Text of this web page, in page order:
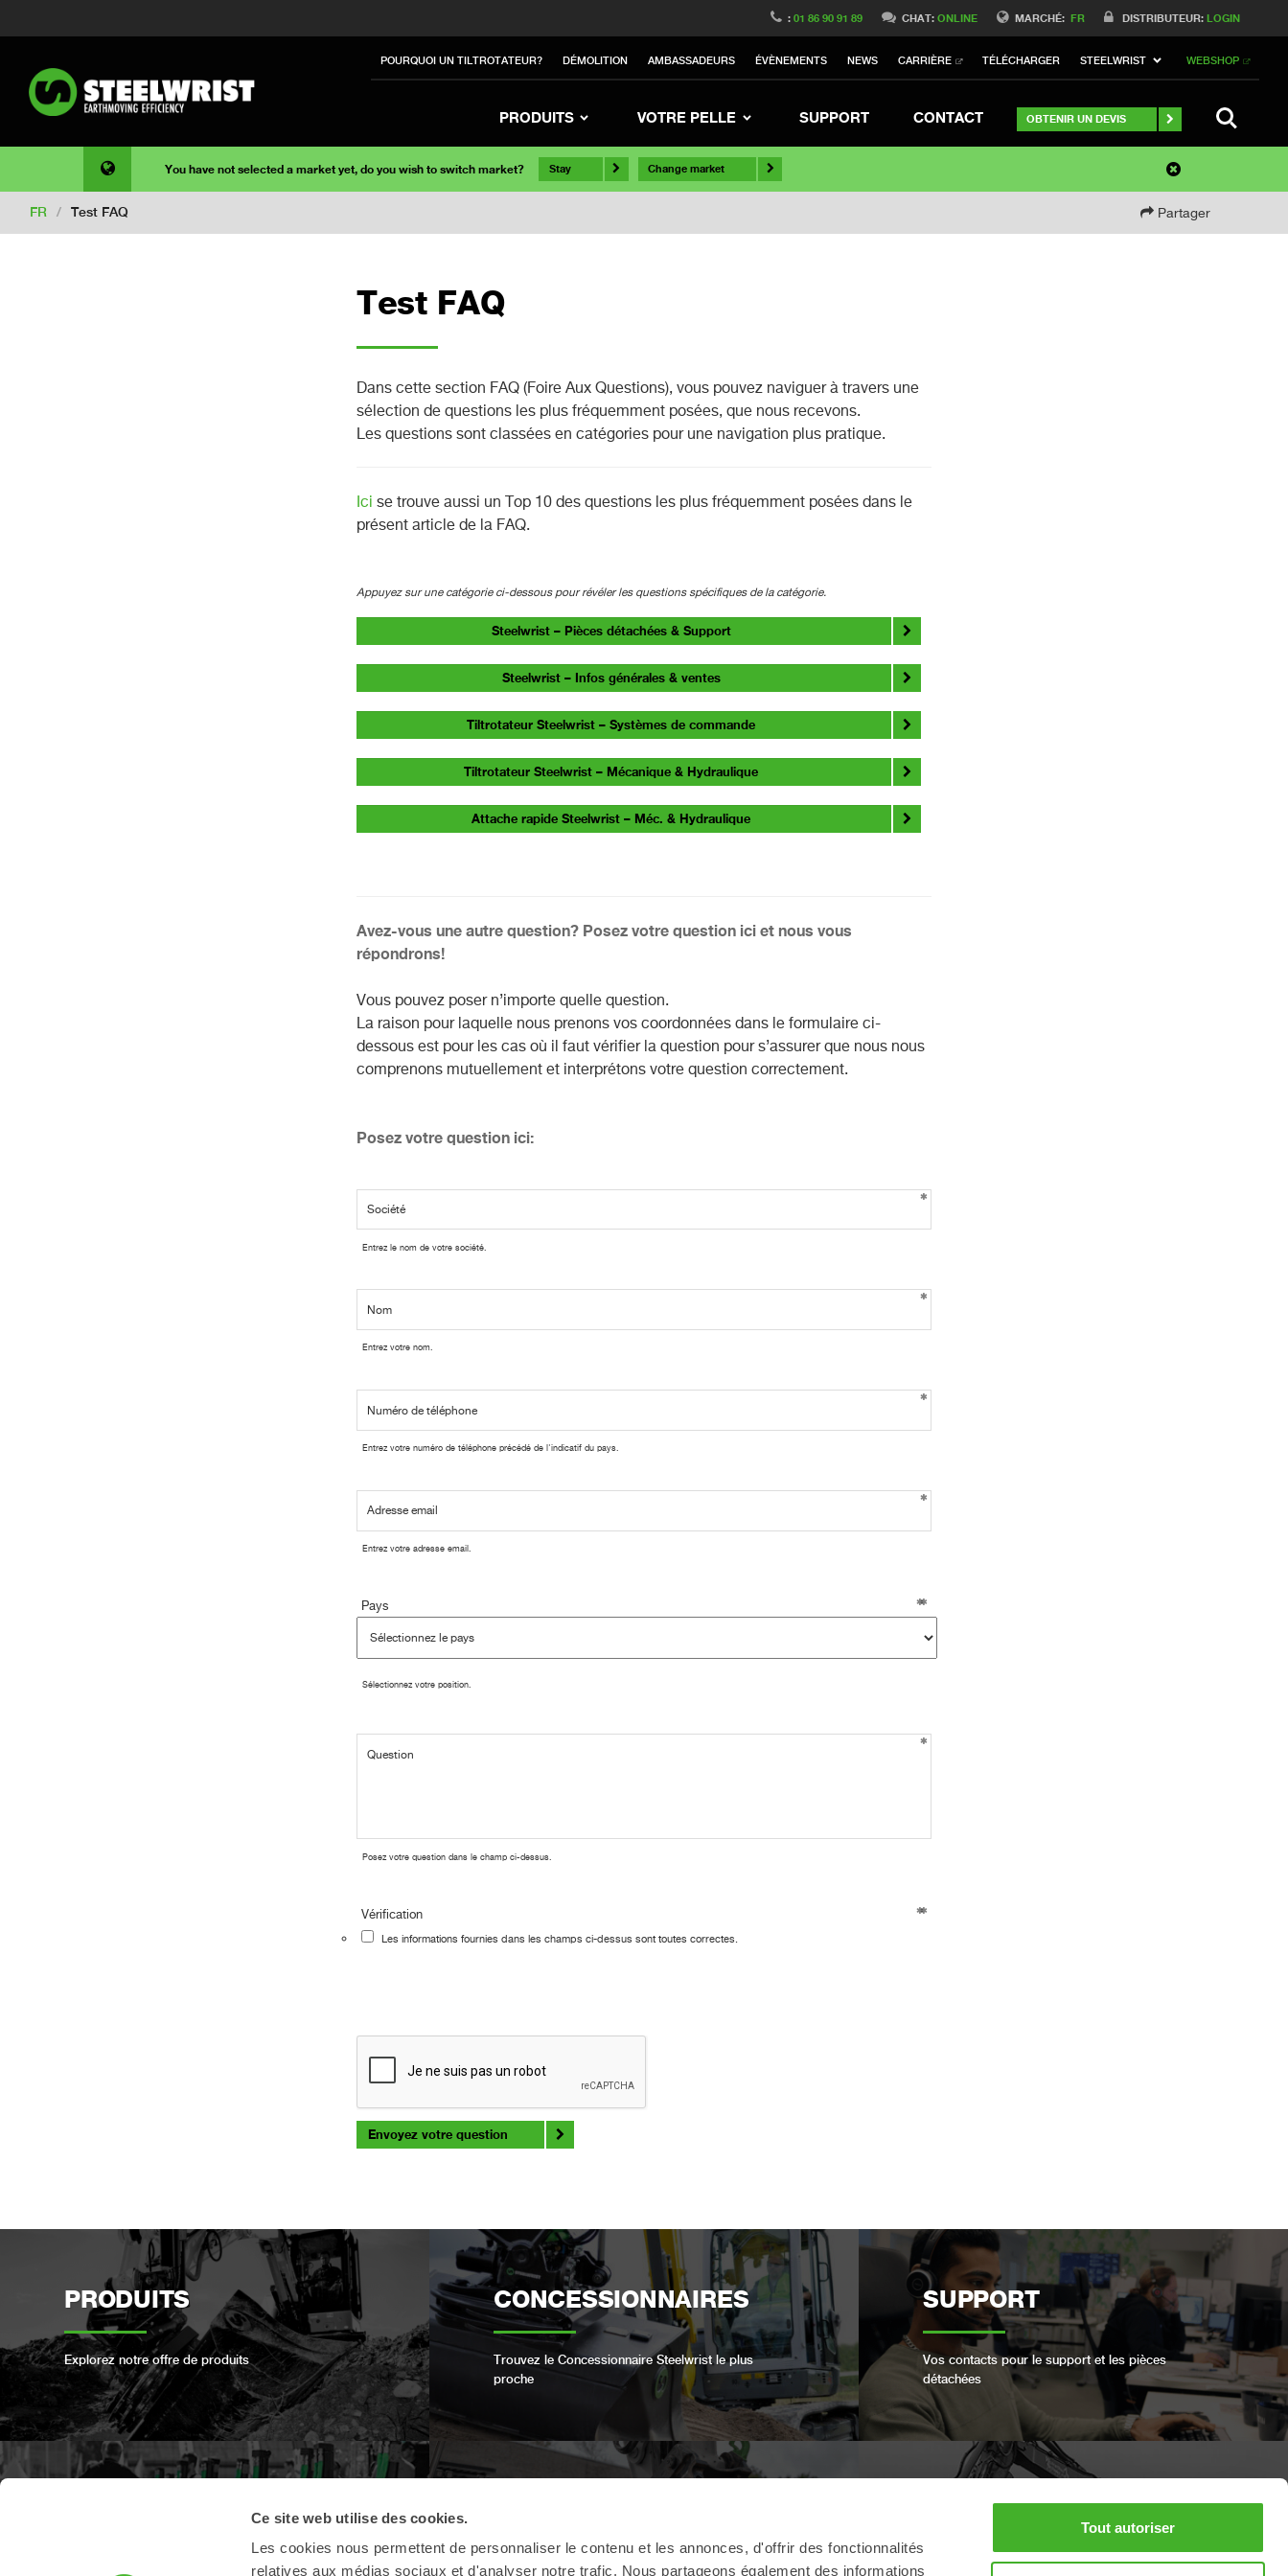
Ce site web utilise des cookies.
Les cookies nous permettent de personnaliser le contenu et les annonces, d'offrir des fonctionnalités
relatives aux médias sociaux et d'analyser notre trafic. Nous partageons également des informations
Tout autoriser
MARCHÉ: FR DISTRIBUTEUR: LOGIN
:01 86 90 91 89 CHAT:ONLINE
POURQUOI UN TILTROTATEUR? DÉMOLITION AMBASSADEURS ÉVÈNEMENTS NEWS CARRIÈRE TÉLÉCHARGER STEELWRIST WEBSHOP
PRODUITS VOTRE PELLE SUPPORT CONTACT OBTENIR UN DEVIS
You have not selected a market yet, do you wish to switch market? Stay Change market
FR / Test FAQ Partager
Test FAQ
Dans cette section FAQ (Foire Aux Questions), vous pouvez naviguer à travers une
sélection de questions les plus fréquemment posées, que nous recevons.
Les questions sont classées en catégories pour une navigation plus pratique.
Ici se trouve aussi un Top 10 des questions les plus fréquemment posées dans le
présent article de la FAQ.
Appuyez sur une catégorie ci-dessous pour révéler les questions spécifiques de la catégorie.
Steelwrist – Pièces détachées & Support
Steelwrist – Infos générales & ventes
Tiltrotateur Steelwrist – Systèmes de commande
Tiltrotateur Steelwrist – Mécanique & Hydraulique
Attache rapide Steelwrist – Méc. & Hydraulique
Avez-vous une autre question? Posez votre question ici et nous vous
répondrons!
Vous pouvez poser n’importe quelle question.
La raison pour laquelle nous prenons vos coordonnées dans le formulaire ci-
dessous est pour les cas où il faut vérifier la question pour s’assurer que nous nous
comprenons mutuellement et interprétons votre question correctement.
Posez votre question ici:
Entrez le nom de votre société.
Entrez votre nom.
Entrez votre numéro de téléphone précédé de l'indicatif du pays.
Entrez votre adresse email.
Pays
Sélectionnez votre position.
Posez votre question dans le champ ci-dessus.
Vérification
Les informations fournies dans les champs ci-dessus sont toutes correctes.
Envoyez votre question
PRODUITS
Explorez notre offre de produits
CONCESSIONNAIRES
Trouvez le Concessionnaire Steelwrist le plus
proche
SUPPORT
Vos contacts pour le support et les pièces
détachées
ENREGISTREMENT DES
Nous sommes conformes à la norme industrielle
RÉSERVER UN SERVICE